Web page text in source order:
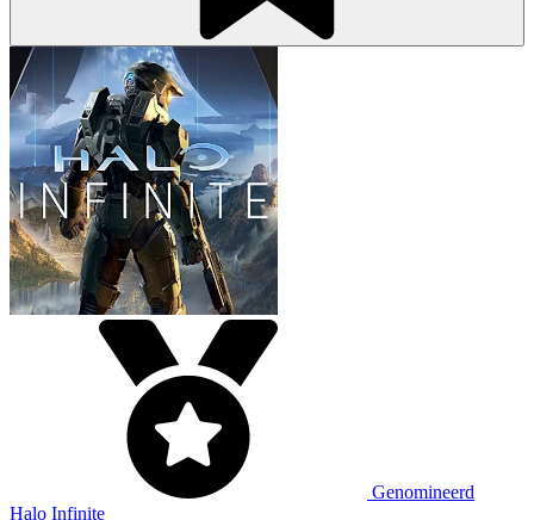
Genomineerd
Halo Infinite